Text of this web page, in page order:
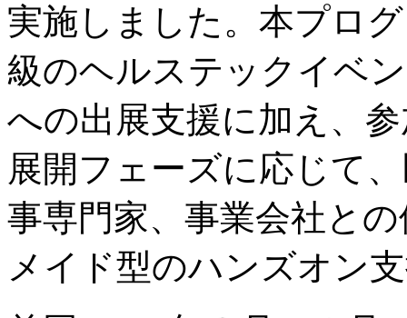
実施しました。本プロ
級のヘルステックイベン
への出展支援に加え、
展開フェーズに応じて
事専門家、事業会社と
メイド型のハンズオン